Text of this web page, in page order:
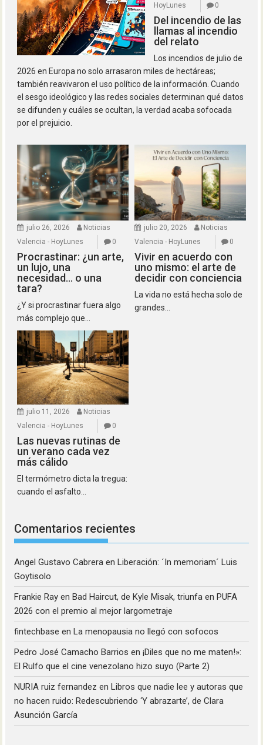
HoyLunes
0
Del incendio de las
llamas al incendio
del relato
Los incendios de julio de
2026 en Europa no solo arrasaron miles de hectáreas;
también reavivaron el uso político de la información. Cuando
el sesgo ideológico y las redes sociales determinan qué datos
se difunden y cuáles se ocultan, la verdad acaba sofocada
por el prejuicio.
julio 26, 2026
Noticias
Valencia - HoyLunes
0
Procrastinar: ¿un arte,
un lujo, una
necesidad… o una
tara?
¿Y si procrastinar fuera algo
más complejo que...
julio 20, 2026
Noticias
Valencia - HoyLunes
0
Vivir en acuerdo con
uno mismo: el arte de
decidir con conciencia
La vida no está hecha solo de
grandes...
julio 11, 2026
Noticias
Valencia - HoyLunes
0
Las nuevas rutinas de
un verano cada vez
más cálido
El termómetro dicta la tregua:
cuando el asfalto...
Comentarios recientes
Angel Gustavo Cabrera enLiberación: ´In memoriam´ Luis
Goytisolo
Frankie Ray enBad Haircut, de Kyle Misak, triunfa en PUFA
2026 con el premio al mejor largometraje
fintechbase enLa menopausia no llegó con sofocos
Pedro José Camacho Barrios en¡Diles que no me maten!»:
El Rulfo que el cine venezolano hizo suyo (Parte 2)
NURIA ruiz fernandez enLibros que nadie lee y autoras que
no hacen ruido: Redescubriendo ‘Y abrazarte’, de Clara
Asunción García